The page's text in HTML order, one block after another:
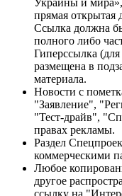
прямая открытая
Ссылка должна
полного либо
Гиперссылка
размещена в
материала.
Новости с
"Заявление",
"Тест-драйв",
правах рекламы.
Раздел
коммерческими
Любое
другое
ссылку на